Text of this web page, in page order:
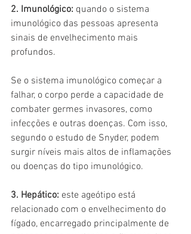
2. Imunológico: quando o sistema
imunológico das pessoas apresenta
sinais de envelhecimento mais
profundos.
Se o sistema imunológico começar a
falhar, o corpo perde a capacidade de
combater germes invasores, como
infecções e outras doenças. Com isso,
segundo o estudo de Snyder, podem
surgir níveis mais altos de inflamações
ou doenças do tipo imunológico.
3. Hepático: este ageótipo está
relacionado com o envelhecimento do
fígado, encarregado principalmente de